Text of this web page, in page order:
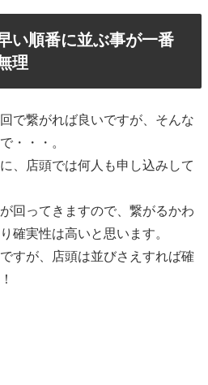
い順番に並ぶ事が一番
理
で繋がれば良いですが、そんな
・・・。
、店頭では何人も申し込みして
回ってきますので、繋がるかわ
確実性は高いと思います。
すが、店頭は並びさえすれば確